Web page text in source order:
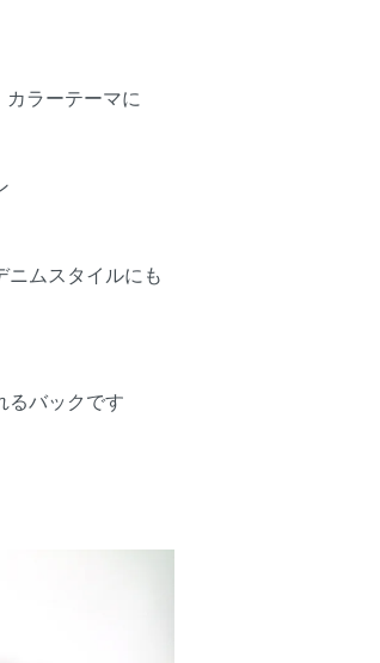
ラーテーマに
ニムスタイルにも
るバックです